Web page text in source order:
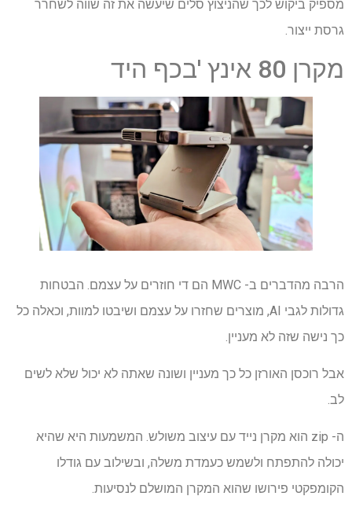
מספיק ביקוש לכך שהניצוץ סלים שיעשה את זה שווה לשחרר
גרסת ייצור.
מקרן 80 אינץ 'בכף היד
הרבה מהדברים ב- MWC הם די חוזרים על עצמם. הבטחות
גדולות לגבי AI, מוצרים שחזרו על עצמם ושיבטו למוות, וכאלה כל
כך נישה שזה לא מעניין.
אבל רוכסן האורזן כל כך מעניין ושונה שאתה לא יכול שלא לשים
לב.
ה- zip הוא מקרן נייד עם עיצוב משולש. המשמעות היא שהיא
יכולה להתפתח ולשמש כעמדת משלה, ובשילוב עם גודלו
הקומפקטי פירושו שהוא המקרן המושלם לנסיעות.